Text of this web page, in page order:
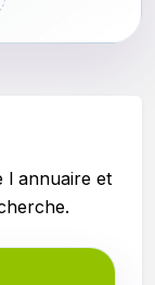
l annuaire et